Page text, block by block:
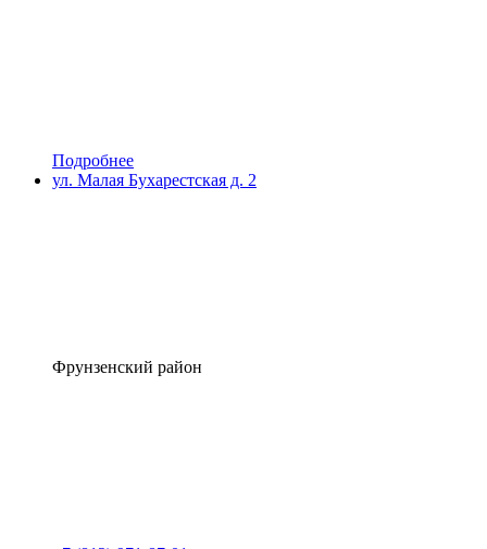
Подробнее
ул. Малая Бухарестская д. 2
Фрунзенский район